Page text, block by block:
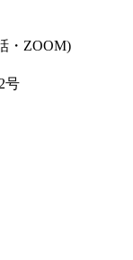
・ZOOM)
号